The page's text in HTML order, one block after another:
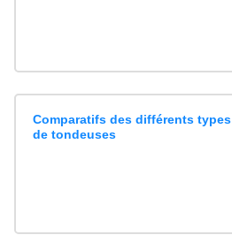
Comparatifs des différents types
de tondeuses